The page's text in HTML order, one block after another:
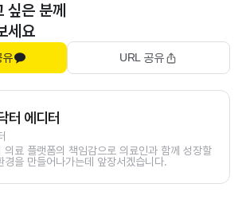
싶은 분께
세요
유 URL 공유
터 에디터
의료 플랫폼의 책임감으로 의료인과 함께 성장할
경을 만들어나가는데 앞장서겠습니다.